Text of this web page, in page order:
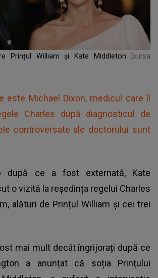
Prințul William și Kate Middleton
(sursa
este Michael Dixon, medicul care îl
Charles după diagnosticul de
controversate ale doctorului sunt
după ce a fost externată, Kate
o vizită la reședința regelui Charles
alături de Prințul William și cei trei
mai mult decât îngrijorați după ce
a anunțat că soția Prințului